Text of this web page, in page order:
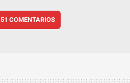
51 COMENTARIOS